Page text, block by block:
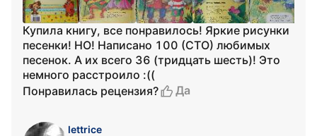
Купила книгу, все понравилось! Яркие рисунки
песенки! НО! Написано 100 (СТО) любимых
песенок. А их всего 36 (тридцать шесть)! Это
немного расстроило :((
Понравилась рецензия?
Да
lettrice